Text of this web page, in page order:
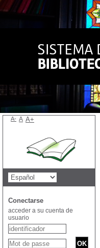
A- A A+
Conectarse
acceder a su cuenta de
usuario